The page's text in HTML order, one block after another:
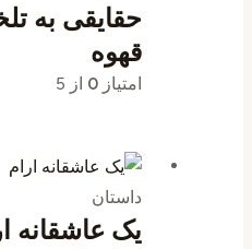
حقایقی به
قهوه
امتیاز0 از 5
داستان
یک عاشقانه